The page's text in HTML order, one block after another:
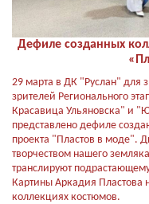
Дефиле созданных
29 марта в ДК "Руслан" для
зрителей Регионального
Красавица Ульяновска" и
представлено дефиле
проекта "Пластов в моде".
творчеством нашего
транслируют
Картины Аркадия Пластова
коллекциях костюмов.